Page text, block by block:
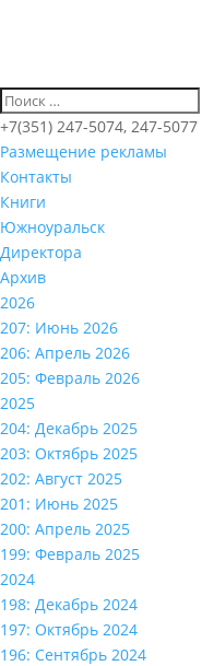
+7(351) 247-5074, 247-5077
Размещение рекламы
Контакты
Книги
Южноуральск
Директора
Архив
2026
207: Июнь 2026
206: Апрель 2026
205: Февраль 2026
2025
204: Декабрь 2025
203: Октябрь 2025
202: Август 2025
201: Июнь 2025
200: Апрель 2025
199: Февраль 2025
2024
198: Декабрь 2024
197: Октябрь 2024
196: Сентябрь 2024